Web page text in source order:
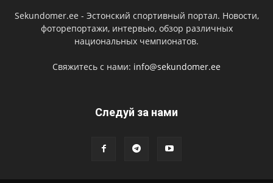
Sekundomer.ee - Эстонский спортивный портал. Новости,
фоторепортажи, интервью, обзор различных
национальных чемпионатов.
Свяжитесь с нами: info@sekundomer.ee
Cледуй за нами